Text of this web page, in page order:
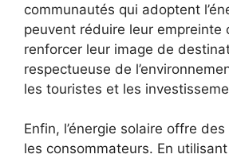
communautés qui adoptent
peuvent réduire leur empreinte
renforcer leur image de
respectueuse de
les touristes et‌ les
Enfin,​ l’énergie solaire offre
⁤les consommateurs. En utilisant